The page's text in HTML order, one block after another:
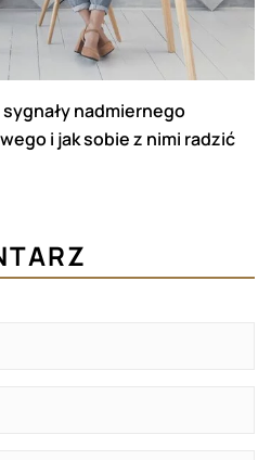
nadmiernego
i jak sobie z nimi radzić